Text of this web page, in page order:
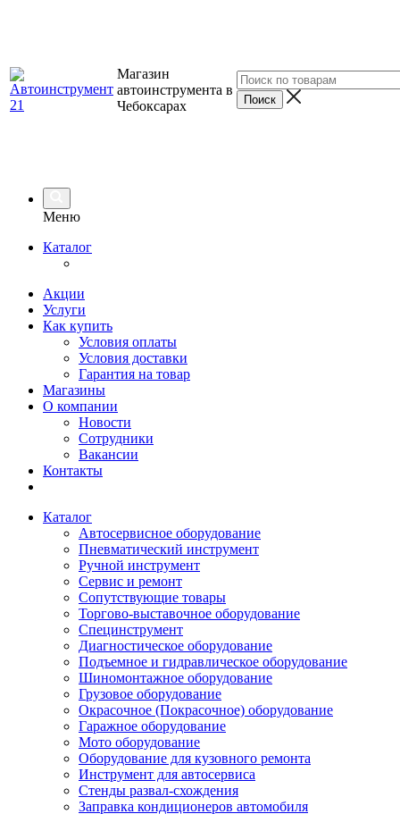
Магазин
автоинструмента в
Чебоксарах
Меню
Каталог
Акции
Услуги
Как купить
Условия оплаты
Условия доставки
Гарантия на товар
Магазины
О компании
Новости
Сотрудники
Вакансии
Контакты
Каталог
Автосервисное оборудование
Пневматический инструмент
Ручной инструмент
Сервис и ремонт
Сопутствующие товары
Торгово-выставочное оборудование
Специнструмент
Диагностическое оборудование
Подъемное и гидравлическое оборудование
Шиномонтажное оборудование
Грузовое оборудование
Окрасочное (Покрасочное) оборудование
Гаражное оборудование
Мото оборудование
Оборудование для кузовного ремонта
Инструмент для автосервиса
Стенды развал-схождения
Заправка кондиционеров автомобиля